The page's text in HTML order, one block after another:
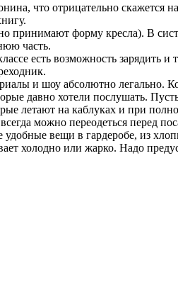
что отрицательно скажется
принимают форму кресла). В
часть.
есть возможность зарядить и
и шоу абсолютно легально.
давно хотели послушать.
летают на каблуках и при
можно переодеться перед
вещи в гардеробе, из
холодно или жарко. Надо